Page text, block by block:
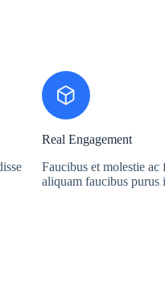
Real Engagement
Faucibus et molestie
aliquam faucibus purus